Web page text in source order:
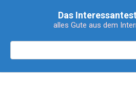
Das
alles Gute aus dem